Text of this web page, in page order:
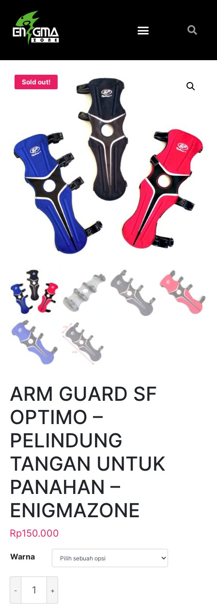
Sold out!
ARM GUARD SF
OPTIMO –
PELINDUNG
TANGAN UNTUK
PANAHAN –
ENIGMAZONE
Rp150.000
Warna